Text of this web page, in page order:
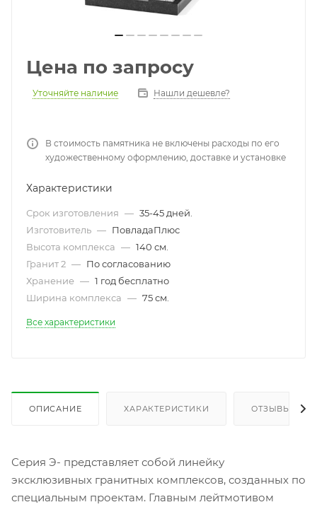
Цена по запросу
Уточняйте наличие Нашли дешевле?
В стоимость памятника не включены расходы по его
художественному оформлению, доставке и установке
Характеристики
Срок изготовления — 35-45 дней.
Изготовитель — ПовладаПлюс
Высота комплекса — 140 см.
Гранит 2 — По согласованию
Хранение — 1 год бесплатно
Ширина комплекса — 75 см.
Все характеристики
ОПИСАНИЕ ХАРАКТЕРИСТИКИ ОТЗЫВЫ
Серия Э- представляет собой линейку
эксклюзивных гранитных комплексов, созданных по
специальным проектам. Главным лейтмотивом